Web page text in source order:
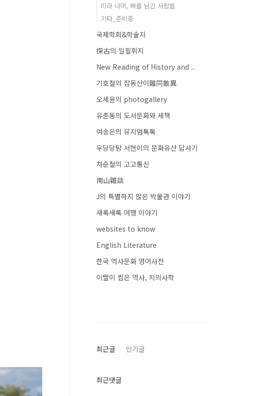
미라 너머, 뼈를 남긴 사람들
기타_준비중
국제학회&학술지
探古의 일필휘지
New Reading of History and ..
기호철의 잡동산이雜同散異
오세윤의 photogallery
유춘동의 도서문화와 세책
여송은의 뮤지엄톡톡
우당당탕 서현이의 문화유산 답사기
차순철의 고고통신
南山雜談
J의 특별하지 않은 박물관 이야기
새록새록 여행 이야기
websites to know
English Literature
한국 역사문화 영어사전
이빨이 씹은 역사, 치의사학
최근글 인기글
최근댓글